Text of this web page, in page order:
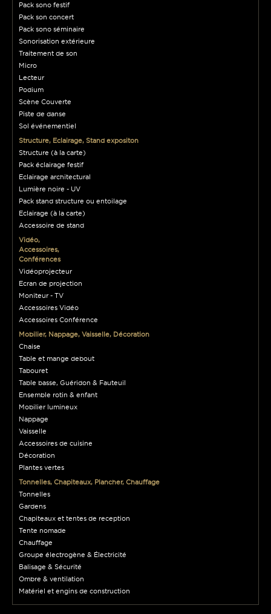
Pack sono festif
Pack son concert
Pack sono séminaire
Sonorisation extérieure
Traitement de son
Micro
Lecteur
Podium
Scène Couverte
Piste de danse
Sol événementiel
Structure, Eclairage, Stand expositon
Structure (à la carte)
Pack éclairage festif
Eclairage architectural
Lumière noire - UV
Pack stand structure ou entoilage
Eclairage (à la carte)
Accessoire de stand
Vidéo,
Accessoires,
Conférences
Vidéoprojecteur
Ecran de projection
Moniteur - TV
Accessoires Vidéo
Accessoires Conférence
Mobilier, Nappage, Vaisselle, Décoration
Chaise
Table et mange debout
Tabouret
Table basse, Guéridon & Fauteuil
Ensemble rotin & enfant
Mobilier lumineux
Nappage
Vaisselle
Accessoires de cuisine
Décoration
Plantes vertes
Tonnelles, Chapiteaux, Plancher, Chauffage
Tonnelles
Gardens
Chapiteaux et tentes de reception
Tente nomade
Chauffage
Groupe électrogène & Électricité
Balisage & Sécurité
Ombre & ventilation
Matériel et engins de construction